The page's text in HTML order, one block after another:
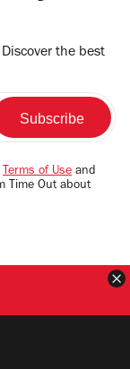
the best
Terms of Use and
Time Out about